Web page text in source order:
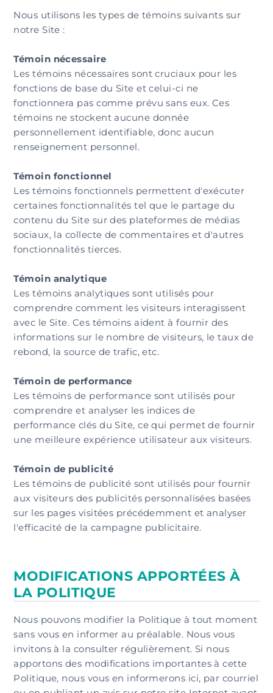
Nous utilisons les types de témoins suivants sur
notre Site :
Témoin nécessaire
Les témoins nécessaires sont cruciaux pour les
fonctions de base du Site et celui-ci ne
fonctionnera pas comme prévu sans eux. Ces
témoins ne stockent aucune donnée
personnellement identifiable, donc aucun
renseignement personnel.
Témoin fonctionnel
Les témoins fonctionnels permettent d'exécuter
certaines fonctionnalités tel que le partage du
contenu du Site sur des plateformes de médias
sociaux, la collecte de commentaires et d'autres
fonctionnalités tierces.
Témoin analytique
Les témoins analytiques sont utilisés pour
comprendre comment les visiteurs interagissent
avec le Site. Ces témoins aident à fournir des
informations sur le nombre de visiteurs, le taux de
rebond, la source de trafic, etc.
Témoin de performance
Les témoins de performance sont utilisés pour
comprendre et analyser les indices de
performance clés du Site, ce qui permet de fournir
une meilleure expérience utilisateur aux visiteurs.
Témoin de publicité
Les témoins de publicité sont utilisés pour fournir
aux visiteurs des publicités personnalisées basées
sur les pages visitées précédemment et analyser
l'efficacité de la campagne publicitaire.
MODIFICATIONS APPORTÉES À
LA POLITIQUE
Nous pouvons modifier la Politique à tout moment
sans vous en informer au préalable. Nous vous
invitons à la consulter régulièrement. Si nous
apportons des modifications importantes à cette
Politique, nous vous en informerons ici, par courriel